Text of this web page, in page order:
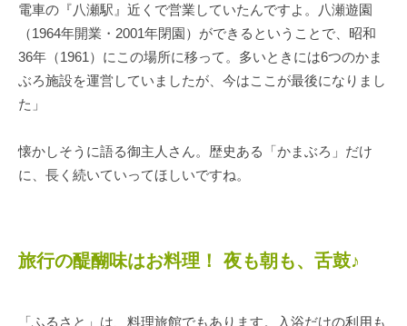
電車の『八瀬駅』近くで営業していたんですよ。八瀬遊園
（1964年開業・2001年閉園）ができるということで、昭和
36年（1961）にこの場所に移って。多いときには6つのかま
ぶろ施設を運営していましたが、今はここが最後になりまし
た」
懐かしそうに語る御主人さん。歴史ある「かまぶろ」だけ
に、長く続いていってほしいですね。
旅行の醍醐味はお料理！ 夜も朝も、舌鼓♪
「ふるさと」は、料理旅館でもあります。入浴だけの利用も